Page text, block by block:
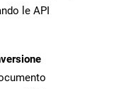
le API